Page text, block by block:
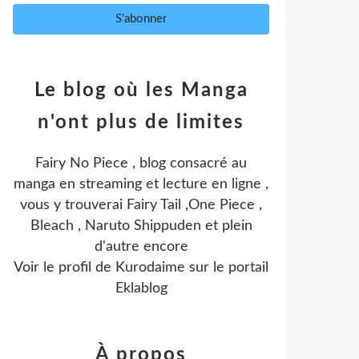
Le blog où les Manga
n'ont plus de limites
Fairy No Piece , blog consacré au
manga en streaming et lecture en ligne ,
vous y trouverai Fairy Tail ,One Piece ,
Bleach , Naruto Shippuden et plein
d'autre encore
Voir le profil de Kurodaime sur le portail
Eklablog
À propos